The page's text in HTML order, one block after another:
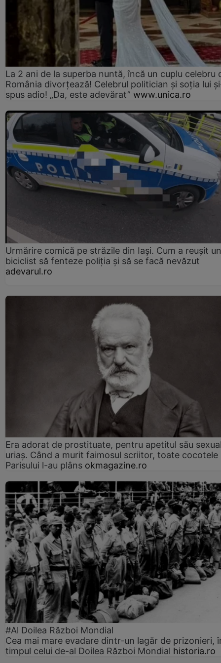
La 2 ani de la superba nuntă, încă un cuplu celebru
România divorțează! Celebrul politician și soția lui
spus adio! „Da, este adevărat” www.unica.ro
Urmărire comică pe străzile din Iași. Cum a reușit un
biciclist să fenteze poliția și să se facă nevăzut
adevarul.ro
Era adorat de prostituate, pentru apetitul său
uriaș. Când a murit faimosul scriitor, toate cocotele
Parisului l-au plâns okmagazine.ro
#Al Doilea Război Mondial
Cea mai mare evadare dintr-un lagăr de prizonieri,
timpul celui de-al Doilea Război Mondial historia.ro